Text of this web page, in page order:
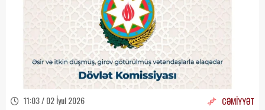
11:03 / 02 İyul 2026 CƏMİYYƏT